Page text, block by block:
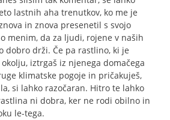
lastnih aha trenutkov, ko me je
in znova presenetil s svojo
menim, da za ljudi, rojene v naših
dobro drži. Če pa rastlino, ki je
iztrgaš iz njenega domačega
klimatske pogoje in pričakuješ,
si lahko razočaran. Hitro te lahko
ni dobra, ker ne rodi obilno in
le-tega.